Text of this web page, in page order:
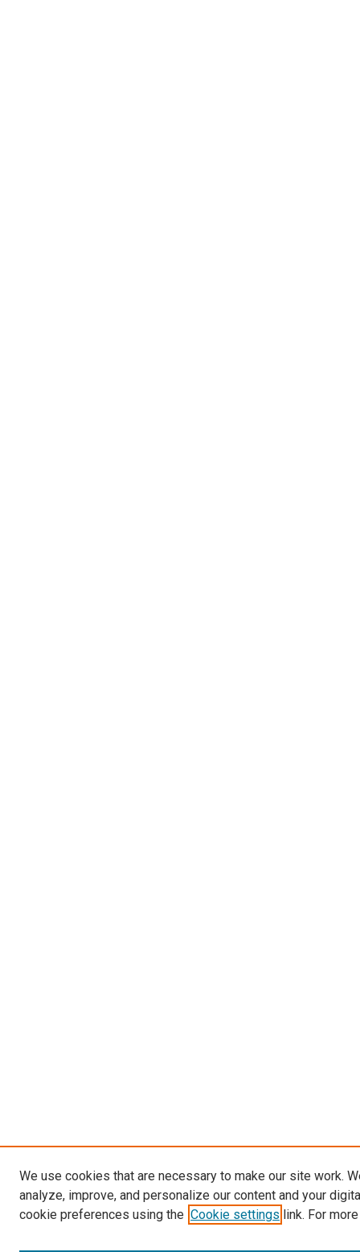
We use cookies that are necessary to make our site work.
analyze, improve, and personalize our content and your
cookie preferences using the Cookie settings link. For